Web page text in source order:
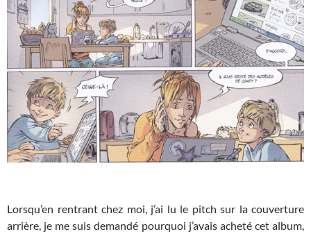
Lorsqu’en rentrant chez moi, j’ai lu le pitch sur la couverture
arrière, je me suis demandé pourquoi j’avais acheté cet album,